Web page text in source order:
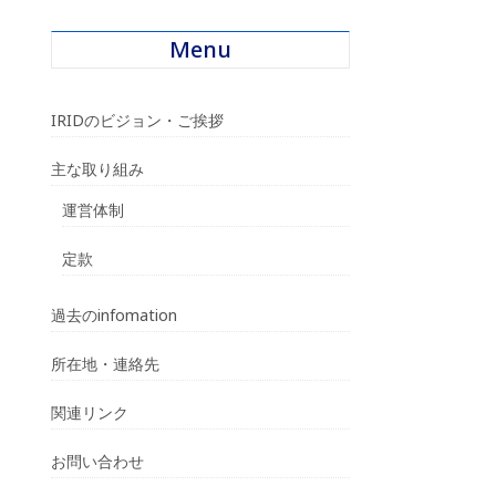
Menu
IRIDのビジョン・ご挨拶
主な取り組み
運営体制
定款
過去のinfomation
所在地・連絡先
関連リンク
お問い合わせ